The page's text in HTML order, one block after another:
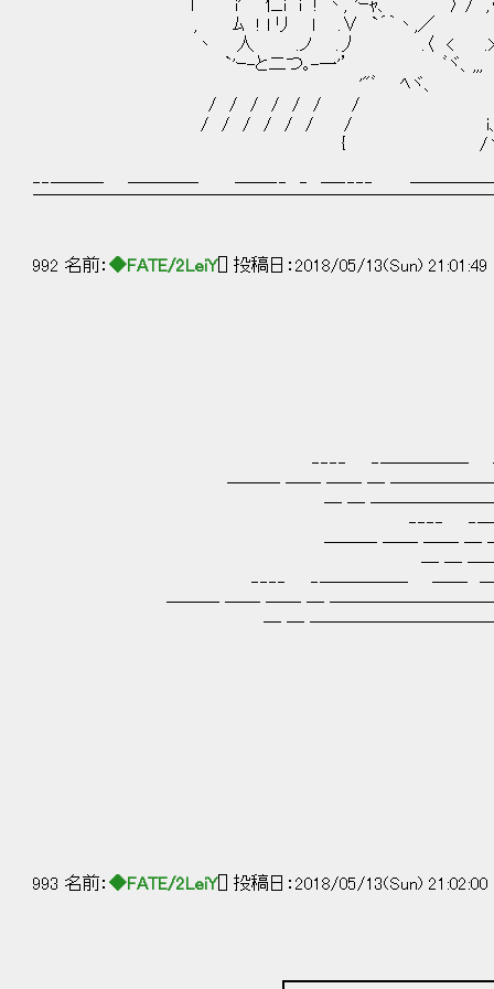
l i' 仁i i !`丶,`'ｰｬ、 〉 / ,〈
, ﾑ ! l リ l .∨ `´｀丶,／ ヽ
丶 人 .ノ .丿 .〈 < .>
`'ｰ-と二つ｡-一'’ ﾞヾ、,,, ,ｨ;ｲ ,.ィ
'"ﾞ ﾍヾ、 /／
/ / / / / / / ヽ
/ / / / / / / i、
{ /
‐‐─── ──── ──‐‐ ‐ ─‐‐‐‐
992 名前： ◆FATE/2LeiY[] 投稿日：2018/05/13(Sun) 21:01:49
‐‐‐‐ ‐───── ──
─── ── ── ─
─ ─
‐‐‐‐ ‐─────
─── ── ── ─
─ ─
‐‐‐‐ ‐───── ── ─
─── ── ── ─
─ ─
993 名前： ◆FATE/2LeiY[] 投稿日：2018/05/13(Sun) 21:02:00